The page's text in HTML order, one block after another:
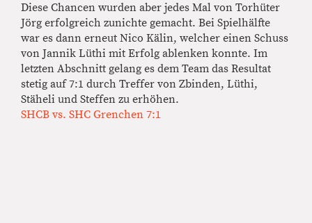
Diese Chancen wurden aber jedes Mal von Torhüter
Jörg erfolgreich zunichte gemacht. Bei Spielhälfte
war es dann erneut Nico Kälin, welcher einen Schuss
von Jannik Lüthi mit Erfolg ablenken konnte. Im
letzten Abschnitt gelang es dem Team das Resultat
stetig auf 7:1 durch Treffer von Zbinden, Lüthi,
Stäheli und Steffen zu erhöhen.
SHCB vs. SHC Grenchen 7:1